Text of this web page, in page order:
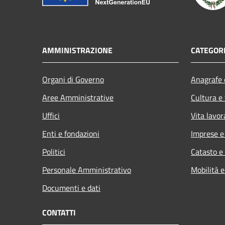
AMMINISTRAZIONE
Organi di Governo
Aree Amministrative
Uffici
Enti e fondazioni
Politici
Personale Amministrativo
Documenti e dati
Cultura
Vita
Imprese
Catasto
Mobilità
CONTATTI